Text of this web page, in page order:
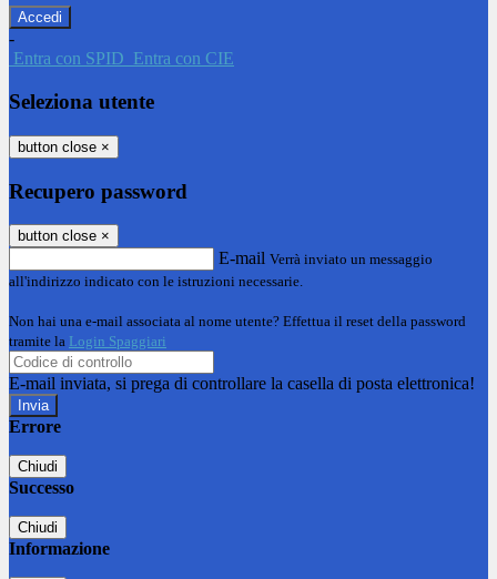
-
Entra con SPID Entra con CIE
Seleziona utente
button close ×
Recupero password
button close ×
E-mail Verrà inviato un messaggio
all'indirizzo indicato con le istruzioni necessarie.
Non hai una e-mail associata al nome utente? Effettua il reset della password
tramite la Login Spaggiari
E-mail inviata, si prega di controllare la casella di posta elettronica!
Errore
Chiudi
Successo
Chiudi
Informazione